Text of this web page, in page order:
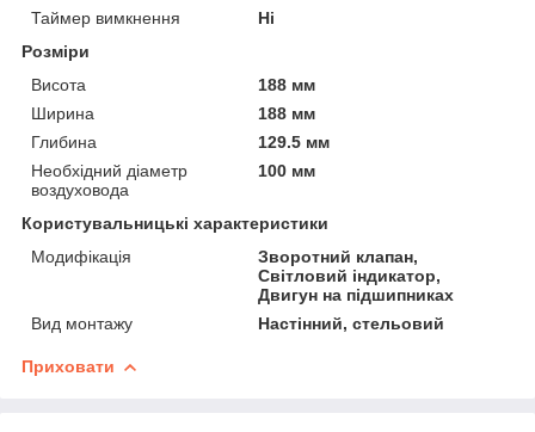
Таймер вимкнення
Ні
Розміри
Висота
188 мм
Ширина
188 мм
Глибина
129.5 мм
Необхідний діаметр
воздуховода
100 мм
Користувальницькі характеристики
Модифікація
Зворотний клапан,
Світловий індикатор,
Двигун на підшипниках
Вид монтажу
Настінний, стельовий
Приховати